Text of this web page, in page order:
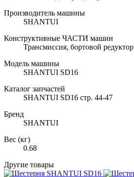
Производитель машины
SHANTUI
Конструктивные ЧАСТИ машин
Трансмиссия, бортовой редуктор
Модель машины
SHANTUI SD16
Каталог запчастей
SHANTUI SD16 стр. 44-47
Бренд
SHANTUI
Вес (кг)
0.68
Другие товары